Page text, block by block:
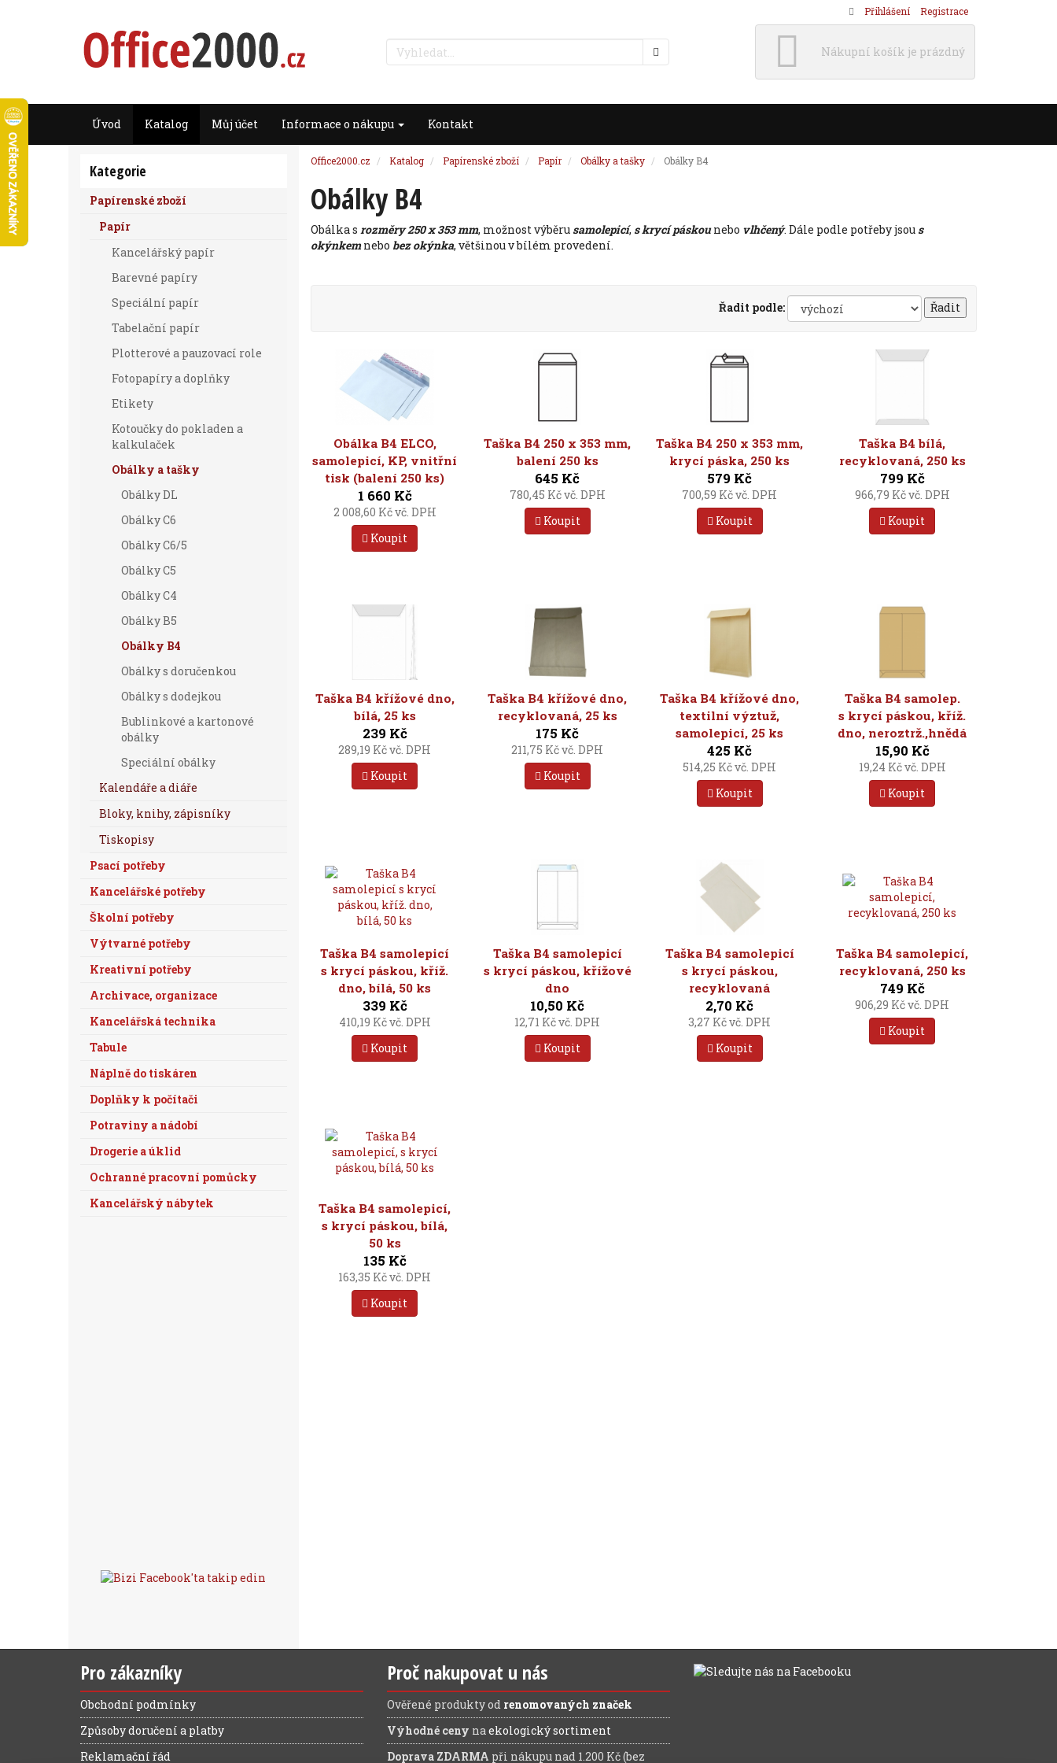
Nákupní košík je prázdný
Úvod Katalog Můj účet Informace o nákupu Kontakt
Office2000.cz Katalog Papírenské zboží Papír Obálky a tašky Obálky B4
Obálky B4
Obálka s rozměry 250 x 353 mm, možnost výběru samolepicí, s krycí páskounebo vlhčený. Dále podle potřeby jsous
okýnkemnebo bez okýnka, většinou v bílém provedení.
Řadit podle:
Obálka B4 ELCO,
samolepicí, KP, vnitřní
tisk (balení 250 ks)
1 660 Kč
2 008,60 Kč vč. DPH
Koupit
Taška B4 250 x 353 mm,
balení 250 ks
645 Kč
780,45 Kč vč. DPH
Koupit
Taška B4 250 x 353 mm,
krycí páska, 250 ks
579 Kč
700,59 Kč vč. DPH
Koupit
Taška B4 bílá,
recyklovaná, 250 ks
799 Kč
966,79 Kč vč. DPH
Koupit
Taška B4 křížové dno,
bílá, 25 ks
239 Kč
289,19 Kč vč. DPH
Koupit
Taška B4 křížové dno,
recyklovaná, 25 ks
175 Kč
211,75 Kč vč. DPH
Koupit
Taška B4 křížové dno,
textilní výztuž,
samolepicí, 25 ks
425 Kč
514,25 Kč vč. DPH
Koupit
Taška B4 samolep.
s krycí páskou, kříž.
dno, neroztrž.,hnědá
15,90 Kč
19,24 Kč vč. DPH
Koupit
Taška B4 samolepicí
s krycí páskou, kříž.
dno, bílá, 50 ks
339 Kč
410,19 Kč vč. DPH
Koupit
Taška B4 samolepicí
s krycí páskou, křížové
dno
10,50 Kč
12,71 Kč vč. DPH
Koupit
Taška B4 samolepicí
s krycí páskou,
recyklovaná
2,70 Kč
3,27 Kč vč. DPH
Koupit
Taška B4 samolepicí,
recyklovaná, 250 ks
749 Kč
906,29 Kč vč. DPH
Koupit
Taška B4 samolepicí,
s krycí páskou, bílá,
50 ks
135 Kč
163,35 Kč vč. DPH
Koupit
Kategorie
Papírenské zboží
Papír
Kancelářský papír
Barevné papíry
Speciální papír
Tabelační papír
Plotterové a pauzovací role
Fotopapíry a doplňky
Etikety
Kotoučky do pokladen a
kalkulaček
Obálky a tašky
Obálky DL
Obálky C6
Obálky C6/5
Obálky C5
Obálky C4
Obálky B5
Obálky B4
Obálky s doručenkou
Obálky s dodejkou
Bublinkové a kartonové
obálky
Speciální obálky
Kalendáře a diáře
Bloky, knihy, zápisníky
Tiskopisy
Psací potřeby
Kancelářské potřeby
Školní potřeby
Výtvarné potřeby
Kreativní potřeby
Archivace, organizace
Kancelářská technika
Tabule
Náplně do tiskáren
Doplňky k počítači
Potraviny a nádobí
Drogerie a úklid
Ochranné pracovní pomůcky
Kancelářský nábytek
Pro zákazníky
Obchodní podmínky
Způsoby doručení a platby
Reklamační řád
Proč nakupovat u nás
Ověřené produkty od renomovaných značek
Výhodné ceny naekologický sortiment
Doprava ZDARMA při nákupu nad 1.200 Kč (bez
Přihlášení Registrace